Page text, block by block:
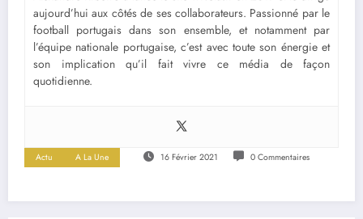
aujourd’hui aux côtés de ses collaborateurs. Passionné par le
football portugais dans son ensemble, et notamment par
l’équipe nationale portugaise, c’est avec toute son énergie et
son implication qu’il fait vivre ce média de façon
quotidienne.
Actu A La Une 16 Février 2021 0 Commentaires